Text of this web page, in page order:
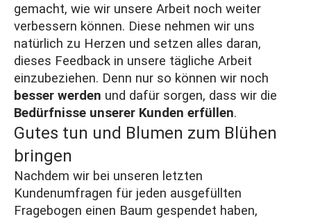
gemacht, wie wir unsere Arbeit noch weiter
verbessern können. Diese nehmen wir uns
natürlich zu Herzen und setzen alles daran,
dieses Feedback in unsere tägliche Arbeit
einzubeziehen. Denn nur so können wir noch
besser werden und dafür sorgen, dass wir die
Bedürfnisse unserer Kunden erfüllen.
Gutes tun und Blumen zum Blühen
bringen
Nachdem wir bei unseren letzten
Kundenumfragen für jeden ausgefüllten
Fragebogen einen Baum gespendet haben,